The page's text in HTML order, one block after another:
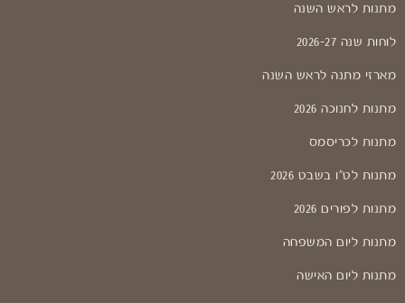
מתנות לראש השנה
לוחות שנה 2026-27
מארזי מתנה לראש השנה
מתנות לחנוכה 2026
מתנות לכריסמס
מתנות לט"ו בשבט 2026
מתנות לפורים 2026
מתנות ליום המשפחה
מתנות ליום האישה